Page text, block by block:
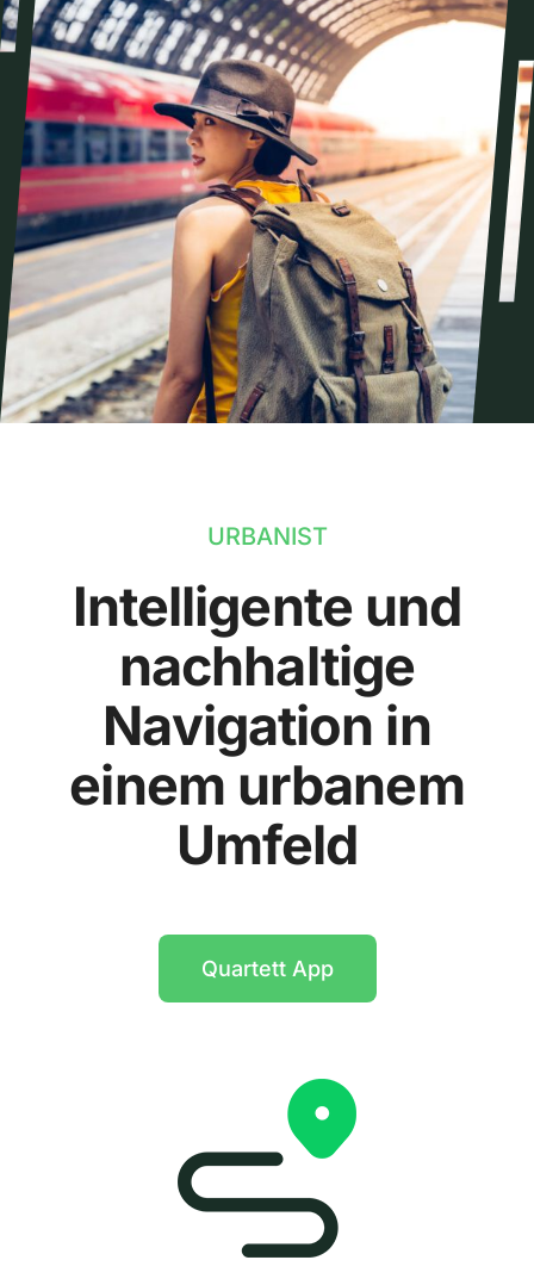
URBANIST
Intelligente und
nachhaltige
Navigation in
einem urbanem
Umfeld
Quartett App